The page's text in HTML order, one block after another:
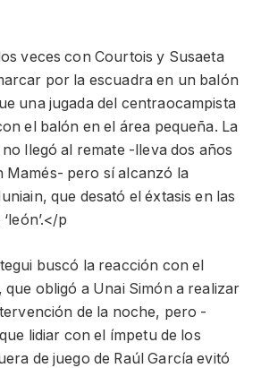
veces con Courtois y Susaeta
por la escuadra en un balón
una jugada del centraocampista
el balón en el área pequeña. La
llegó al remate -lleva dos años
Mamés- pero sí alcanzó la
que desató el éxtasis en las
p
buscó la reacción con el
obligó a Unai Simón a realizar
de la noche, pero -
lidiar con el ímpetu de los
de juego de Raúl García evitó